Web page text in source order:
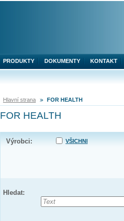
Hlavní strana FOR HEALTH
FOR HEALTH
Výrobci: VŠICHNI
Hledat:
PRODUKTY DOKUMENTY KONTAKT